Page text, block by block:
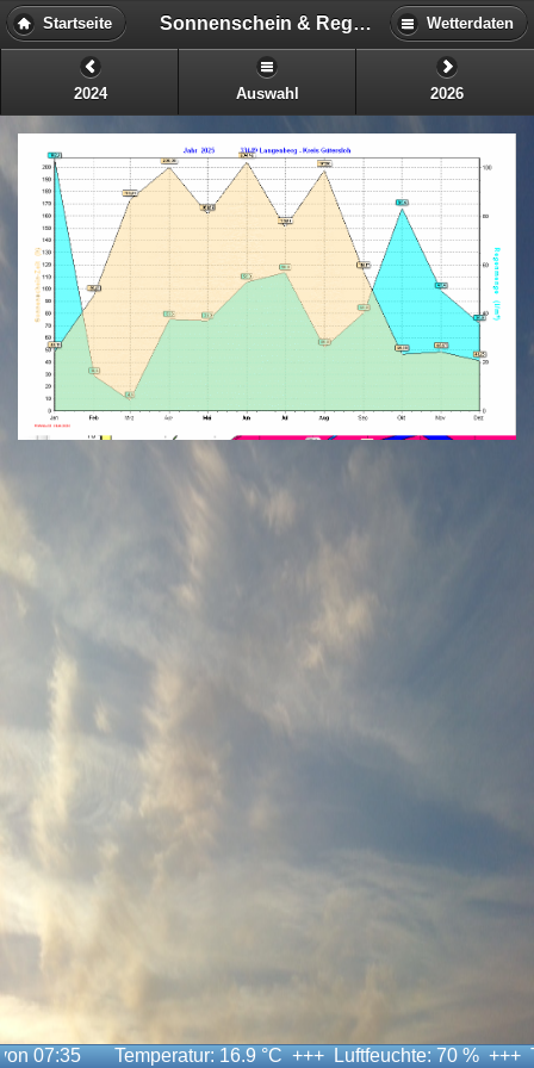
Startseite Sonnenschein & Regenmenge Jahr 2025 Wetterdaten
2024 Auswahl 2026